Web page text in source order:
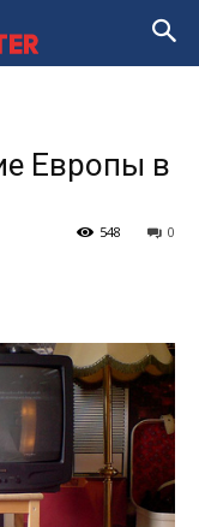
Европы в
0
548